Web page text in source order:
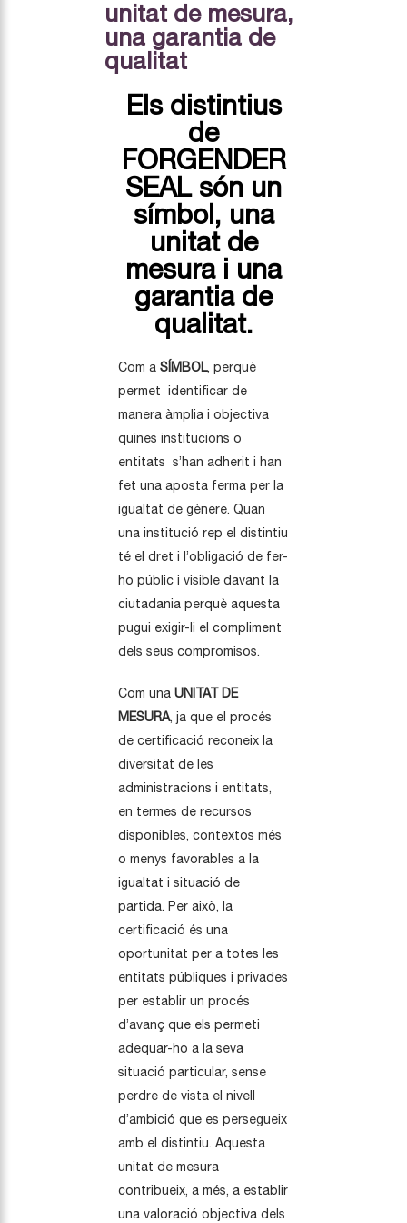
unitat de mesura,
una garantia de
qualitat
Els distintius
de
FORGENDER
SEAL són un
símbol, una
unitat de
mesura i una
garantia de
qualitat.
Com a SÍMBOL, perquè
permet identificar de
manera àmplia i objectiva
quines institucions o
entitats s’han adherit i han
fet una aposta ferma per la
igualtat de gènere. Quan
una institució rep el distintiu
té el dret i l’obligació de fer-
ho públic i visible davant la
ciutadania perquè aquesta
pugui exigir-li el compliment
dels seus compromisos.
Com una UNITAT DE
MESURA, ja que el procés
de certificació reconeix la
diversitat de les
administracions i entitats,
en termes de recursos
disponibles, contextos més
o menys favorables a la
igualtat i situació de
partida. Per això, la
certificació és una
oportunitat per a totes les
entitats públiques i privades
per establir un procés
d’avanç que els permeti
adequar-ho a la seva
situació particular, sense
perdre de vista el nivell
d’ambició que es persegueix
amb el distintiu. Aquesta
unitat de mesura
contribueix, a més, a establir
una valoració objectiva dels